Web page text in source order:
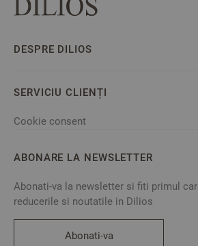
DESPRE DILIOS
SERVICIU CLIENȚI
Cookie consent
ABONARE LA NEWSLETTER
Abonati-va la newsletter si fiti primul
reducerile si noutatile in Dilios
Abonati-va